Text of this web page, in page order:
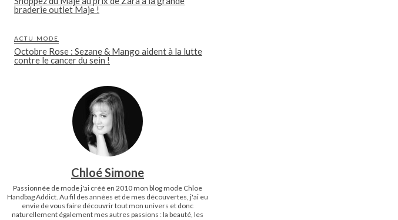
braderie outlet Maje !
ACTU MODE
Octobre Rose : Sezane & Mango aident à la lutte
contre le cancer du sein !
Chloé Simone
Passionnée de mode j'ai créé en 2010 mon blog mode Chloe
Handbag Addict. Au fil des années et de mes découvertes, j'ai eu
envie de vous faire découvrir tout mon univers et donc
naturellement également mes autres passions : la beauté, les